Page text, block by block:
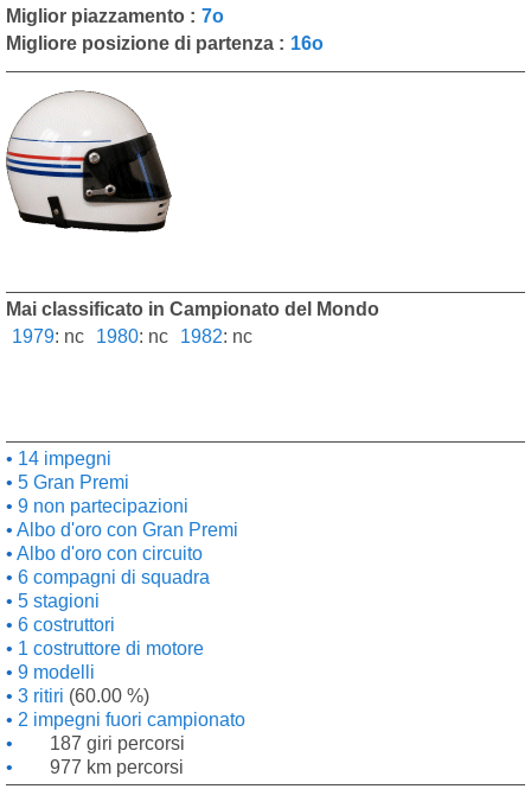
Miglior piazzamento : 7o
Migliore posizione di partenza : 16o
Mai classificato in Campionato del Mondo
1979: nc 1980: nc 1982: nc
14 impegni
5 Gran Premi
9 non partecipazioni
Albo d'oro con Gran Premi
Albo d'oro con circuito
6 compagni di squadra
5 stagioni
6 costruttori
1 costruttore di motore
9 modelli
3 ritiri (60.00 %)
2 impegni fuori campionato
187 giri percorsi
977 km percorsi